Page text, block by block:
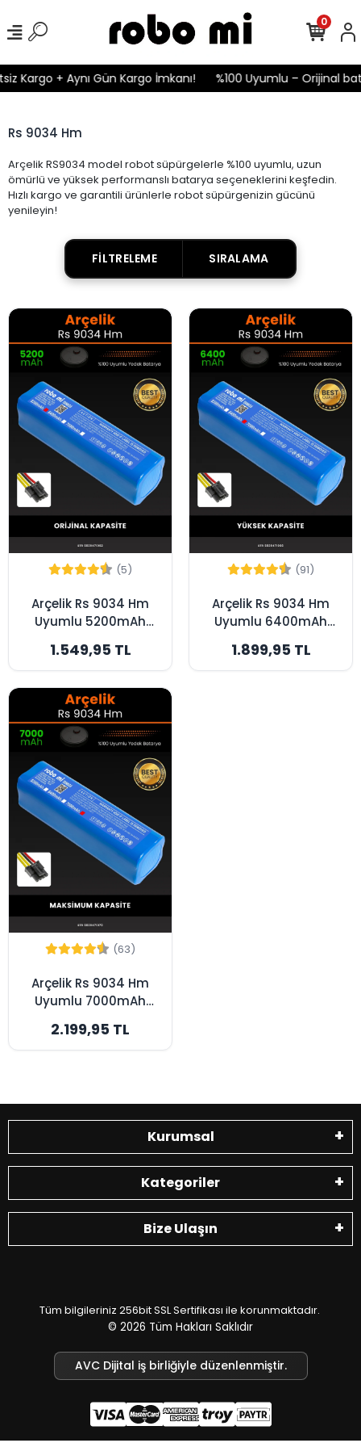
Kargo + Aynı Gün Kargo İmkanı! %100 Uyumlu – Orijinal
0
Rs 9034 Hm
Arçelik RS9034 model robot süpürgelerle %100 uyumlu, uzun
ömürlü ve yüksek performanslı batarya seçeneklerini keşfedin.
Hızlı kargo ve garantili ürünlerle robot süpürgenizin gücünü
yenileyin!
FILTRELEME SIRALAMA
(5)
Arçelik Rs 9034 Hm
Uyumlu 5200mAh
Bataryası - Orijinal
Kapasite
1.549,95 TL
(91)
Arçelik Rs 9034 Hm
Uyumlu 6400mAh
Bataryası - Yüksek
Kapasite
1.899,95 TL
(63)
Arçelik Rs 9034 Hm
Uyumlu 7000mAh
Bataryası -
Maksimum Kapasite
2.199,95 TL
Kurumsal
Kategoriler
Bize Ulaşın
Tüm bilgileriniz 256bit SSL Sertifikası ile korunmaktadır.
© 2026 Tüm Hakları Saklıdır
AVC Dijital iş birliğiyle düzenlenmiştir.